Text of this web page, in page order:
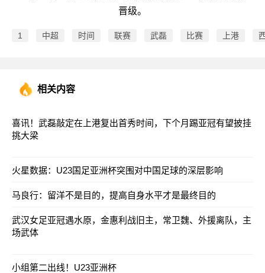
晋级。
1 中超 时间 联赛 武磊 比赛 上港
相关内容
喜讯！武磊敲定在上港复出首秀时间，下个月踢亚冠有望披挂
挑大梁
火星数据：U23国足亚洲杯突围对中国足球的深层影响
马良行：留洋不是目的，提高自身水平才是最终目的
武汉女足亚冠遇水原，金惠利战旧主，常卫魏、外援离队，主
场武体
小组第二出线！U23亚洲杯